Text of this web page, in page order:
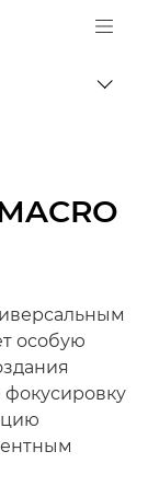
Logo, back to
особую
фокусировку